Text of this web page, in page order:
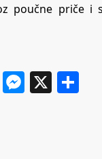
poučne priče i
WhatsApp
X